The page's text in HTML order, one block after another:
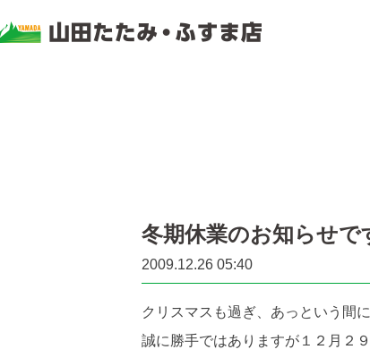
山田た
冬期休業のお知らせで
2009.12.26 05:40
クリスマスも過ぎ、あっという間
誠に勝手ではありますが１２月２